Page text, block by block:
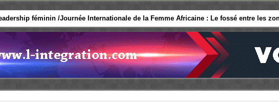
féminin /Journée Internationale de la Femme Africaine : Le fossé entre les
/ Accélérer le leadership politique des Femmes : Les dirigeants d’Afrique de